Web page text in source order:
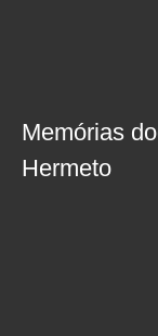
Memórias
Hermeto